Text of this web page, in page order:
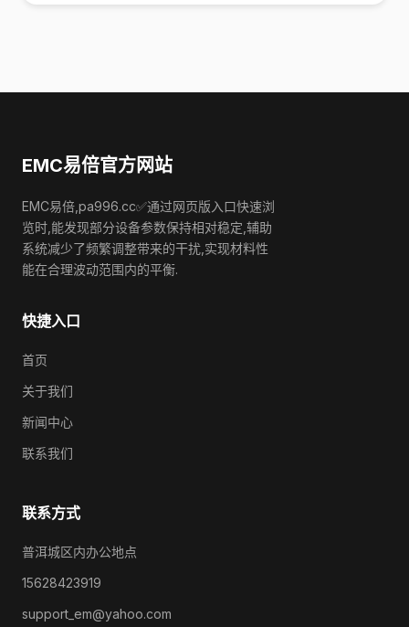
EMC易倍官方网站
EMC易倍,pa996.cc✅通过网页版入口快速浏
览时,能发现部分设备参数保持相对稳定,辅助
系统减少了频繁调整带来的干扰,实现材料性
能在合理波动范围内的平衡.
快捷入口
首页
关于我们
新闻中心
联系我们
联系方式
普洱城区内办公地点
15628423919
support_em@yahoo.com